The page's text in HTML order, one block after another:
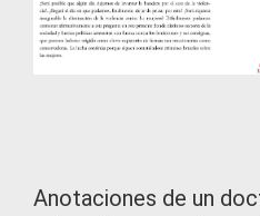
Anotaciones de un